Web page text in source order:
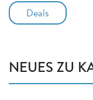
Deals
NEUES ZU